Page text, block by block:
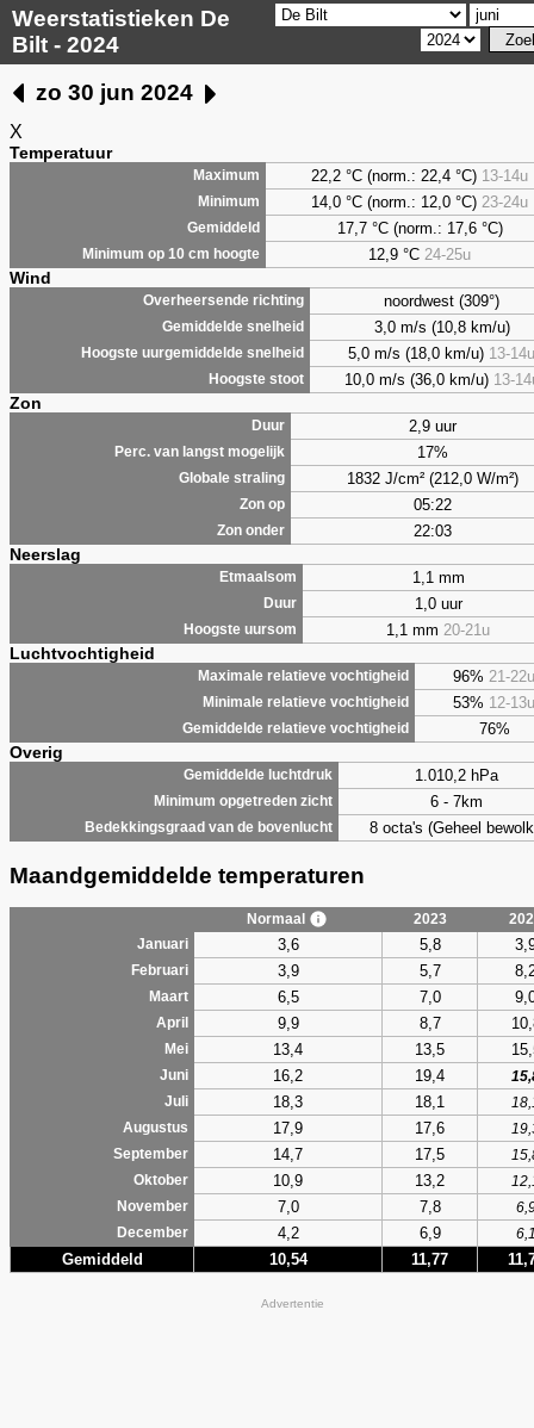
Weerstatistieken De
Bilt - 2024
zo 30 jun 2024
X
Temperatuur
Maximum 22,2 °C (norm.: 22,4 °C) 13-14u
Minimum 14,0 °C (norm.: 12,0 °C) 23-24u
Gemiddeld 17,7 °C (norm.: 17,6 °C)
Minimum op 10 cm hoogte 12,9 °C 24-25u
Wind
Overheersende richting noordwest (309°)
Gemiddelde snelheid 3,0 m/s (10,8 km/u)
Hoogste uurgemiddelde snelheid 5,0 m/s (18,0 km/u) 13-14u
Hoogste stoot 10,0 m/s (36,0 km/u) 13-
Zon
Duur 2,9 uur
Perc. van langst mogelijk 17%
Globale straling 1832 J/cm² (212,0 W/m²)
Zon op 05:22
Zon onder 22:03
Neerslag
Etmaalsom 1,1 mm
Duur 1,0 uur
Hoogste uursom 1,1 mm 20-21u
Luchtvochtigheid
Maximale relatieve vochtigheid 96% 21-22u
Minimale relatieve vochtigheid 53% 12-13u
Gemiddelde relatieve vochtigheid 76%
Overig
Gemiddelde luchtdruk 1.010,2 hPa
Minimum opgetreden zicht 6 - 7km
Bedekkingsgraad van de bovenlucht 8 octa's (Geheel
Maandgemiddelde temperaturen
Normaal 2023
Januari
3,6 5,8
Februari 3,9 5,7
Maart 6,5 7,0
April 9,9 8,7
Mei 13,4 13,5
Juni 16,2 19,4
Juli
18,3 18,1
Augustus
17,9 17,6
September
14,7 17,5
Oktober
10,9 13,2
November
7,0 7,8
December
4,2 6,9
Gemiddeld 10,54 11,77
Advertentie